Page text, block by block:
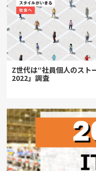
Z世代は“社員個人のスト
2022」調査